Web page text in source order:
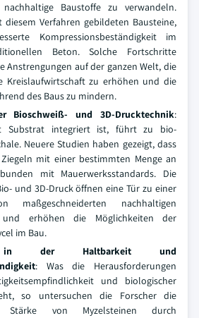
Baustoffe zu verwandeln.
diesem Verfahren gebildeten Bausteine,
Kompressionsbeständigkeit im
Beton. Solche Fortschritte
Anstrengungen auf der ganzen Welt, die
Kreislaufwirtschaft zu erhöhen und die
des Baus zu mindern.
Bioschweiß- und 3D-Drucktechnik:
Substrat integriert ist, führt zu bio-
Neuere Studien haben gezeigt, dass
mit einer bestimmten Menge an
mit Mauerwerksstandards. Die
und 3D-Druck öffnen eine Tür zu einer
nachhaltigen
und erhöhen die Möglichkeiten der
im Bau.
in der Haltbarkeit und
: Was die Herausforderungen
und biologischer
so untersuchen die Forscher die
Stärke von Myzelsteinen durch